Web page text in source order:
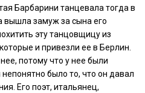
Барбарини танцевала тогда в
вышла замуж за сына его
эту танцовщицу из
и привезли ее в Берлин.
потому что у нее были
было то, что он давал
Его поэт, итальянец,